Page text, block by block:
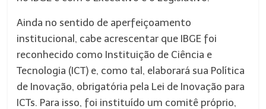
Ainda no sentido de aperfeiçoamento
institucional, cabe acrescentar que IBGE foi
reconhecido como Instituição de Ciência e
Tecnologia (ICT) e, como tal, elaborará sua Política
de Inovação, obrigatória pela Lei de Inovação para
ICTs. Para isso, foi instituído um comitê próprio,